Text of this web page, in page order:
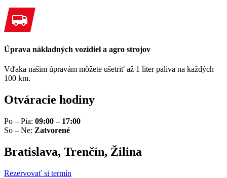
Úprava nákladných vozidiel a agro strojov
Vďaka našim úpravám môžete ušetriť až 1 liter paliva na každých
100 km.
Otváracie hodiny
Po – Pia: 09:00 – 17:00
So – Ne: Zatvorené
Bratislava, Trenčín, Žilina
Rezervovať si termín